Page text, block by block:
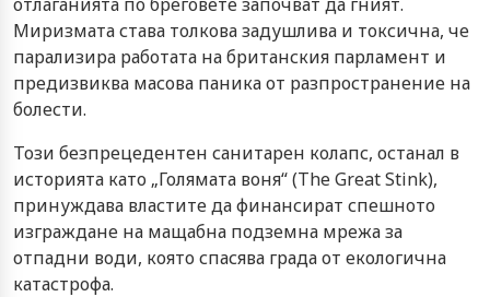
Миризмата става толкова задушлива и токсична, че
парализира работата на британския парламент и
предизвиква масова паника от разпространение на
болести.
Този безпрецедентен санитарен колапс, останал в
историята като „Голямата воня“ (The Great Stink),
принуждава властите да финансират спешното
изграждане на мащабна подземна мрежа за
отпадни води, която спасява града от екологична
катастрофа.